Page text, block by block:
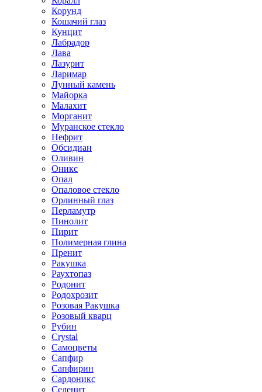
Корунд
Кошачий глаз
Кунцит
Лабрадор
Лава
Лазурит
Ларимар
Лунный камень
Майорка
Малахит
Морганит
Муранское стекло
Нефрит
Обсидиан
Оливин
Оникс
Опал
Опаловое стекло
Орлинный глаз
Перламутр
Пинолит
Пирит
Полимерная глина
Пренит
Ракушка
Раухтопаз
Родонит
Родохрозит
Розовая Ракушка
Розовый кварц
Рубин
Сrystal
Самоцветы
Сапфир
Сапфирин
Сардоникс
Селенит